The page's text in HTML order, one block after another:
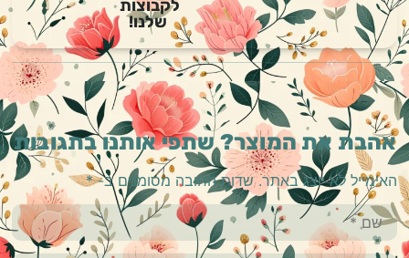
לקבוצות
שלנו!
אהבת את המוצר? שתפי אותנו בתגובות
האימייל לא יוצג באתר. שדות החובה מסומנים ב-*